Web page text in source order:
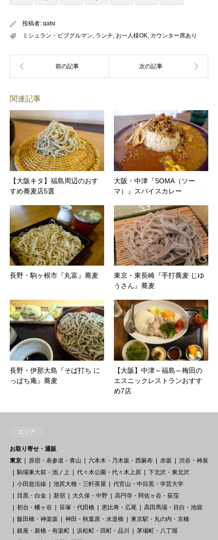
投稿者: qatsi
ミシュラン・ビブグルマン ランチ お一人様OK カウンター席あり
関連記事
【大阪キタ】福島周辺のおす
すめ蕎麦店5選
大阪・中津『SOMA（ソー
マ）』スパイスカレー
長野・駒ヶ根市『丸富』蕎麦
東京・東長崎『手打蕎麦 じゆ
うさん』蕎麦
長野・伊那大島『そば打ち に
っぱち庵』蕎麦
【大阪】中津～福島～梅田の
エスニックレストランおすす
め7店
エリア
お取り寄せ・通販
東京
原宿・表参道・青山 六本木・乃木坂・西麻布 赤坂
渋谷・神泉
駒場東大前・池ノ上
代々木公園・代々木上原
下北沢・東北沢
小田急沿線
池尻大橋・三軒茶屋
代官山・中目黒・学芸大学
目黒・白金
新宿 大久保・中野
高円寺・阿佐ヶ谷・荻窪
初台・幡ヶ谷
笹塚・代田橋 恵比寿・広尾
高田馬場・目白・池袋
飯田橋・神楽坂
神田・秋葉原・水道橋
東京駅・丸の内・京橋
銀座・新橋・有楽町
浜松町・田町・品川
茅場町・八丁堀